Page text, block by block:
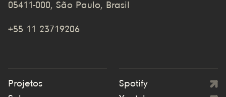
05411-000, São Paulo, Brasil
+55 11 23719206
Projetos
Spotify